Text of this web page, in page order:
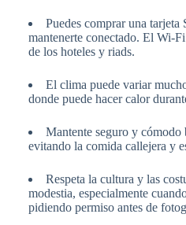
Puedes comprar una
mantenerte conectado. El Wi-
de los hoteles y riads.
El clima puede variar
donde puede hacer calor
Mantente seguro y cómodo
evitando la comida callejera y
Respeta la cultura y las
modestia, especialmente
pidiendo permiso antes de